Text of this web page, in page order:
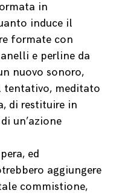
in
induce il
formate con
e perline da
nuovo sonoro,
meditato
di restituire in
un’azione
ed
aggiungere
commistione,